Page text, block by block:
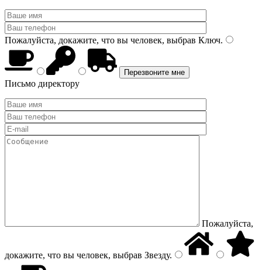
Пожалуйста, докажите, что вы человек, выбрав Ключ.
Письмо директору
Пожалуйста,
докажите, что вы человек, выбрав Звезду.